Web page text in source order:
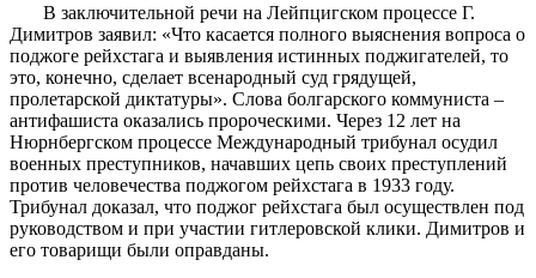
В заключительной речи на Лейпцигском процессе Г.
Димитров заявил: «Что касается полного выяснения вопроса о
поджоге рейхстага и выявления истинных поджигателей, то
это, конечно, сделает всенародный суд грядущей,
пролетарской диктатуры». Слова болгарского коммуниста –
антифашиста оказались пророческими. Через 12 лет на
Нюрнбергском процессе Международный трибунал осудил
военных преступников, начавших цепь своих преступлений
против человечества поджогом рейхстага в 1933 году.
Трибунал доказал, что поджог рейхстага был осуществлен под
руководством и при участии гитлеровской клики. Димитров и
его товарищи были оправданы.